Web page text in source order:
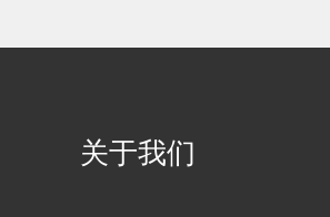
关于我们